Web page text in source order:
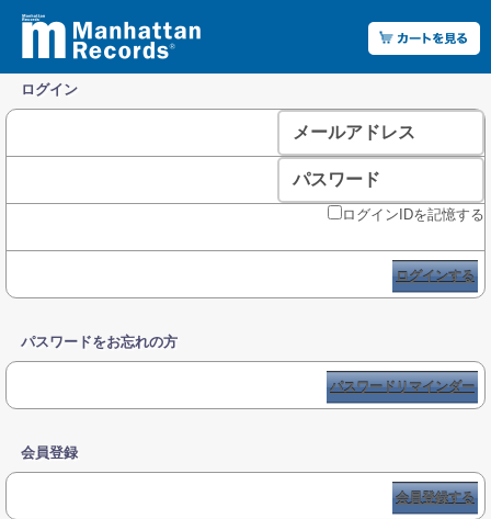
ログイン
メールアドレス
パスワード
ログインIDを記憶する
ログインする
パスワードをお忘れの方
パスワードリマインダー
会員登録
会員登録する